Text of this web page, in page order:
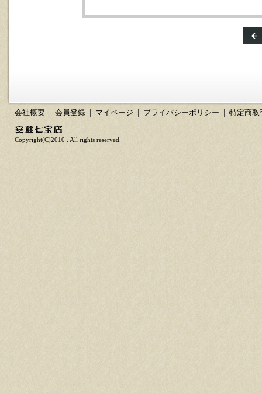
会社概要 会員登録 マイページ プライバシーポリシー 特定商取
Copyright(C)2010 . All rights reserved.